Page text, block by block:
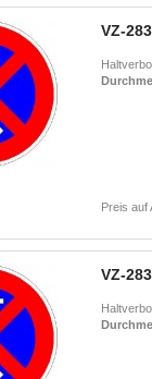
VZ-
Preis auf
VZ-